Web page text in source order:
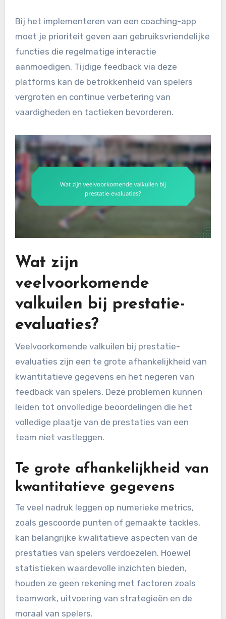
Bij het implementeren van een coaching-app
moet je prioriteit geven aan gebruiksvriendelijke
functies die regelmatige interactie
aanmoedigen. Tijdige feedback via deze
platforms kan de betrokkenheid van spelers
vergroten en continue verbetering van
vaardigheden en tactieken bevorderen.
Wat zijn
veelvoorkomende
valkuilen bij prestatie-
evaluaties?
Veelvoorkomende valkuilen bij prestatie-
evaluaties zijn een te grote afhankelijkheid van
kwantitatieve gegevens en het negeren van
feedback van spelers. Deze problemen kunnen
leiden tot onvolledige beoordelingen die het
volledige plaatje van de prestaties van een
team niet vastleggen.
Te grote afhankelijkheid van
kwantitatieve gegevens
Te veel nadruk leggen op numerieke metrics,
zoals gescoorde punten of gemaakte tackles,
kan belangrijke kwalitatieve aspecten van de
prestaties van spelers verdoezelen. Hoewel
statistieken waardevolle inzichten bieden,
houden ze geen rekening met factoren zoals
teamwork, uitvoering van strategieën en de
moraal van spelers.